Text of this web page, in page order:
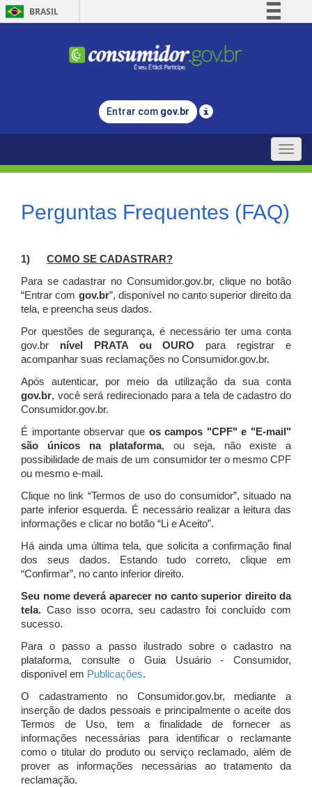
BRASIL
Comunica BR
Legislação
Entrar com gov.br
Toggle
Perguntas Frequentes (FAQ)
1) COMO SE CADASTRAR?
Para se cadastrar no Consumidor.gov.br, clique no botão
“Entrar com gov.br”, disponível no canto superior direito da
tela, e preencha seus dados.
Por questões de segurança, é necessário ter uma conta
gov.br nível PRATA ou OURO para registrar e
acompanhar suas reclamações no Consumidor.gov.br.
Após autenticar, por meio da utilização da sua conta
gov.br, você será redirecionado para a tela de cadastro do
Consumidor.gov.br.
É importante observar que os campos "CPF" e "E-mail"
são únicos na plataforma, ou seja, não existe a
possibilidade de mais de um consumidor ter o mesmo CPF
ou mesmo e-mail.
Clique no link “Termos de uso do consumidor”, situado na
parte inferior esquerda. É necessário realizar a leitura das
informações e clicar no botão “Li e Aceito”.
Há ainda uma última tela, que solicita a confirmação final
dos seus dados. Estando tudo correto, clique em
“Confirmar”, no canto inferior direito.
Seu nome deverá aparecer no canto superior direito da
tela. Caso isso ocorra, seu cadastro foi concluído com
sucesso.
Para o passo a passo ilustrado sobre o cadastro na
plataforma, consulte o Guia Usuário - Consumidor,
disponível em Publicações.
O cadastramento no Consumidor.gov.br, mediante a
inserção de dados pessoais e principalmente o aceite dos
Termos de Uso, tem a finalidade de fornecer as
informações necessárias para identificar o reclamante
como o titular do produto ou serviço reclamado, além de
prover as informações necessárias ao tratamento da
reclamação.